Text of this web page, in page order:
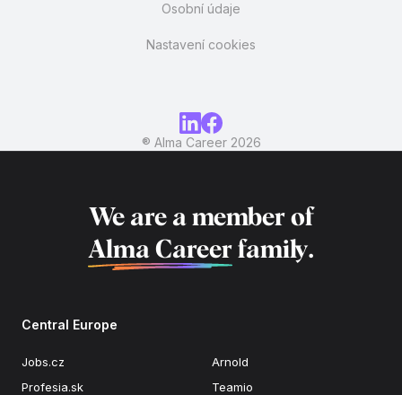
Osobní údaje
Nastavení cookies
® Alma Career2026
We are a member of
Alma Career family.
Central Europe
Jobs.cz
Profesia.sk
Arnold
Teamio